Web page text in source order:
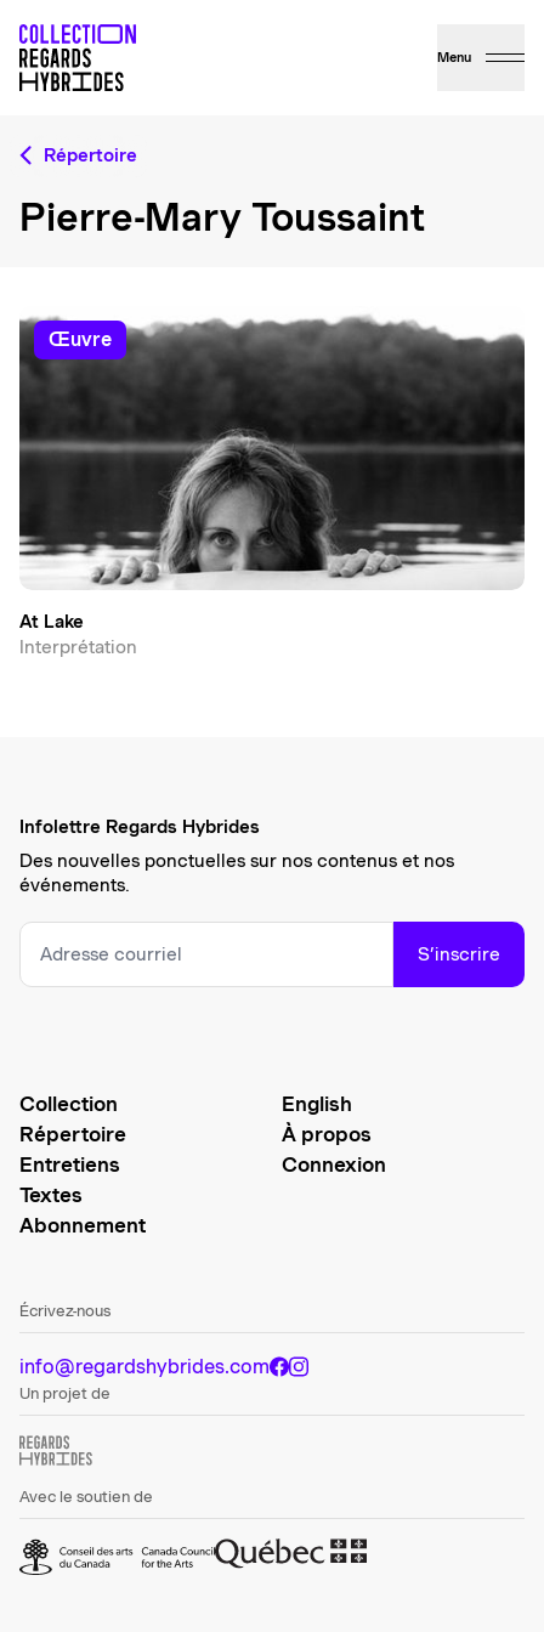
Menu
Répertoire
Pierre-Mary Toussaint
œuvre
At Lake
Interprétation
Infolettre Regards Hybrides
Des nouvelles ponctuelles sur nos contenus et nos
événements.
S’inscrire
Collection
Répertoire
Entretiens
Textes
Abonnement
English
À propos
Connexion
Écrivez-nous
info@regardshybrides.com
Un projet de
Avec le soutien de